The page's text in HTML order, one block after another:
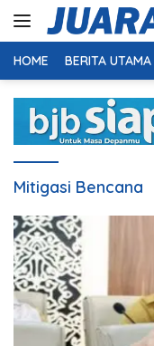
HOME BERITA UTAMA
Mitigasi Bencana